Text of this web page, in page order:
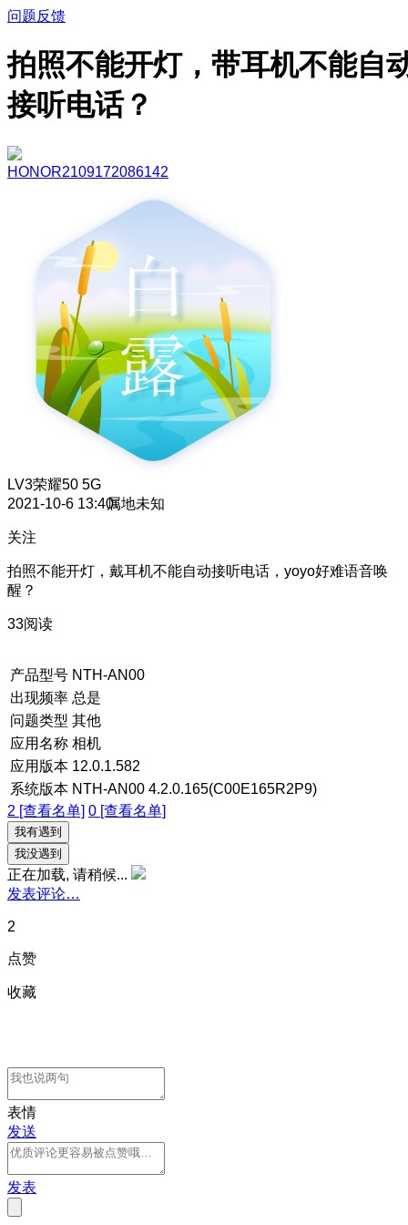
问题反馈
拍照不能开灯，带耳机不能自
接听电话？
HONOR2109172086142
LV3荣耀50 5G
2021-10-6 13:40属地未知
关注
拍照不能开灯，戴耳机不能自动接听电话，yoyo好难语音唤
醒？
33阅读
产品型号 NTH-AN00
出现频率 总是
问题类型 其他
应用名称 相机
应用版本 12.0.1.582
系统版本 NTH-AN00 4.2.0.165(C00E165R2P9)
2 [查看名单] 0 [查看名单]
我有遇到
我没遇到
正在加载, 请稍候...
发表评论…
2
点赞
收藏
表情
发送
发表